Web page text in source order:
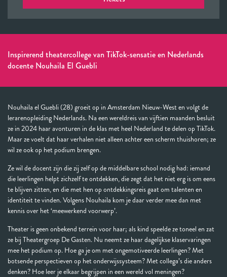
Inspirerend theatercollege van TikTok-sensatie en Nederlands
docente Nouhaila El Guebli
Nouhaila el Guebli (28) groeit op in Amsterdam Nieuw-West en volgt de
lerarenopleiding Nederlands. Na een wereldreis van vijftien maanden besluit
ze in 2024 haar avonturen in de klas met heel Nederland te delen op TikTok.
Maar ze voelt dat haar verhalen niet alleen achter een scherm thuishoren; ze
wil ze ook op het podium brengen.
Ze wil de docent zijn die zij zelf op de middelbare school nodig had: iemand
die leerlingen helpt zichzelf te ontdekken, die zegt dat het niet erg is om eens
te blijven zitten, en die met hen op ontdekkingsreis gaat om talenten en
identiteit te vinden. Volgens Nouhaila kom je daar verder mee dan met
kennis over het ‘meewerkend voorwerp’.
Theater is geen onbekend terrein voor haar; als kind speelde ze toneel en zat
ze bij Theatergroep De Gasten. Nu neemt ze haar dagelijkse klaservaringen
mee het podium op. Hoe ga je om met ongemotiveerde leerlingen? Met
botsende perspectieven op het onderwijssysteem? Met collega’s die anders
denken? Hoe leer je elkaar begrijpen in een wereld vol meningen?